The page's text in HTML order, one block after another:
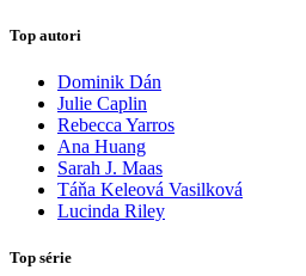
Top autori
Dominik Dán
Julie Caplin
Rebecca Yarros
Ana Huang
Sarah J. Maas
Táňa Keleová Vasilková
Lucinda Riley
Top série